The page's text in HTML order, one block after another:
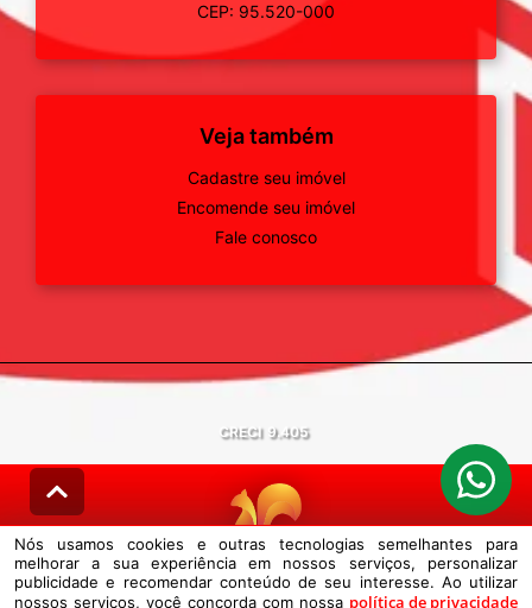
CEP: 95.520-000
Veja também
Cadastre seu imóvel
Encomende seu imóvel
Fale conosco
CRECI 9.405
© DESENVOLVIDO PELAAGIL.NET
Nós usamos cookies e outras tecnologias semelhantes para
melhorar a sua experiência em nossos serviços, personalizar
publicidade e recomendar conteúdo de seu interesse. Ao utilizar
nossos serviços, você concorda com nossa política de privacidade